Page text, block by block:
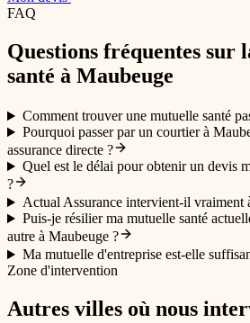
FAQ
Questions fréquentes sur
santé à Maubeuge
Comment trouver une mutuelle santé
Pourquoi passer par un courtier à
assurance directe ?
Quel est le délai pour obtenir un devis
?
Actual Assurance intervient-il vraiment
Puis-je résilier ma mutuelle santé
autre à Maubeuge ?
Ma mutuelle d'entreprise est-elle
Zone d'intervention
Autres villes où nous